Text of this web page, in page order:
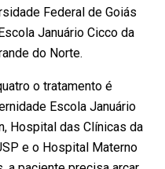
Federal de Goiás
Januário Cicco da
do Norte.
o tratamento é
Escola Januário
Hospital das Clínicas da
e o Hospital Materno